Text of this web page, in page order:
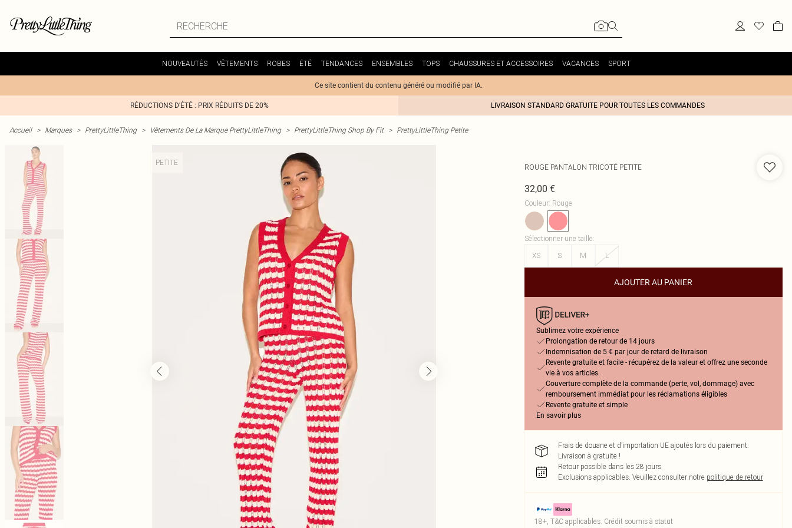
NOUVEAUTÉS VÊTEMENTS ROBES ÉTÉ TENDANCES ENSEMBLES TOPS CHAUSSURES ET ACCESSOIRES VACANCES SPORT
Ce site contient du contenu généré ou modifié par IA.
RÉDUCTIONS D'ÉTÉ : PRIX RÉDUITS DE 20% LIVRAISON STANDARD GRATUITE POUR TOUTES LES COMMANDES
Accueil > Marques > PrettyLittleThing > Vêtements De La Marque PrettyLittleThing > PrettyLittleThing Shop By Fit > PrettyLittleThing Petite
PETITE
ROUGE PANTALON TRICOTÉ PETITE
32,00 €
Couleur: Rouge
Sélectionner une taille:
XS
S M L
AJOUTER AU PANIER
Sublimez votre expérience
Prolongation de retour de 14 jours
Indemnisation de 5 € par jour de retard de livraison
Revente gratuite et facile - récupérez de la valeur et offrez une seconde
vie à vos articles.
Couverture complète de la commande (perte, vol, dommage) avec
remboursement immédiat pour les réclamations éligibles
Revente gratuite et simple
En savoir plus
Frais de douane et d’importation UE ajoutés lors du paiement.
Livraison à gratuite !
Retour possible dans les 28 jours
Exclusions applicables. Veuillez consulter notre politique de retour
18+, T&C applicables. Crédit soumis à statut